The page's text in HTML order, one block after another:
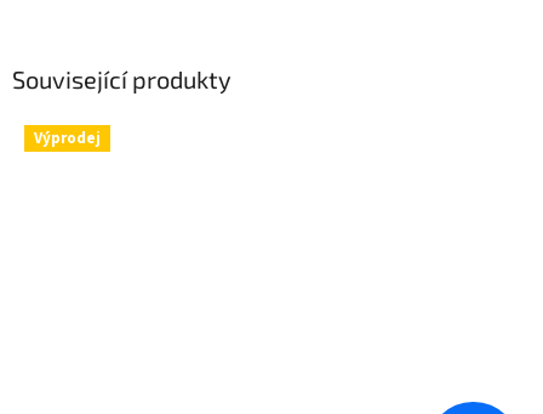
Související produkty
Výprodej